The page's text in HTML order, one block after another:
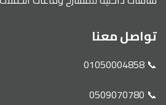
تواصل معنا
📞 01050004858
📞 0509070780